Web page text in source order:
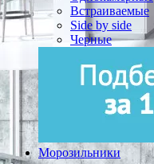
Встраиваемые
Side by side
Черные
Морозильники